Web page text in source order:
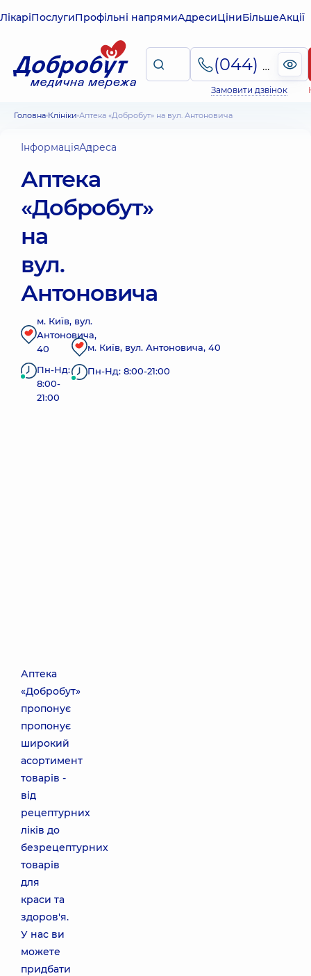
ЛікаріПослугиПрофільні напрямиАдресиЦіниБільшеАкції
(044) 495-2-888
Замовити дзвінок
Головна Клініки Аптека «Добробут» на вул. Антоновича
ІнформаціяАдреса
Аптека
«Добробут»
на
вул.
Антоновича
м. Київ, вул.
Антоновича,
40
Пн-Нд:
8:00-
21:00
Аптека
«Добробут»
пропонує
пропонує
широкий
асортимент
товарів -
від
рецептурних
ліків до
безрецептурних
товарів
для
краси та
здоров'я.
У нас ви
можете
придбати
м. Київ, вул. Антоновича, 40
Пн-Нд: 8:00-21:00